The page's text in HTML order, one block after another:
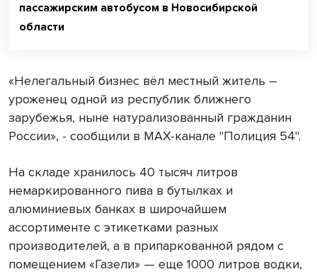
пассажирским автобусом в Новосибирской
области
«Нелегальный бизнес вёл местный житель –
уроженец одной из республик ближнего
зарубежья, ныне натурализованный гражданин
России», - сообщили в MAX-канале "Полиция 54".
На складе хранилось 40 тысяч литров
немаркированного пива в бутылках и
алюминиевых банках в широчайшем
ассортименте с этикетками разных
производителей, а в припаркованной рядом с
помещением «Газели» — еще 1000 литров водки,